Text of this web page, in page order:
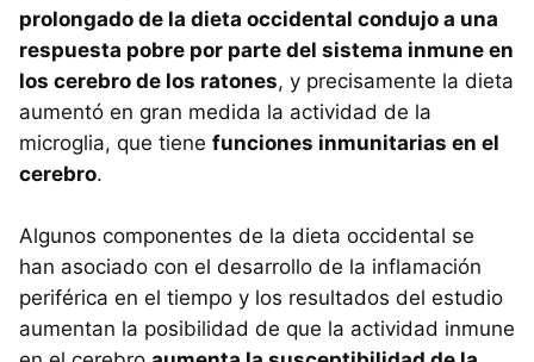
prolongado de la dieta occidental condujo a una
respuesta pobre por parte del sistema inmune en
los cerebro de los ratones, y precisamente la dieta
aumentó en gran medida la actividad de la
microglia, que tiene funciones inmunitarias en el
cerebro.
Algunos componentes de la dieta occidental se
han asociado con el desarrollo de la inflamación
periférica en el tiempo y los resultados del estudio
aumentan la posibilidad de que la actividad inmune